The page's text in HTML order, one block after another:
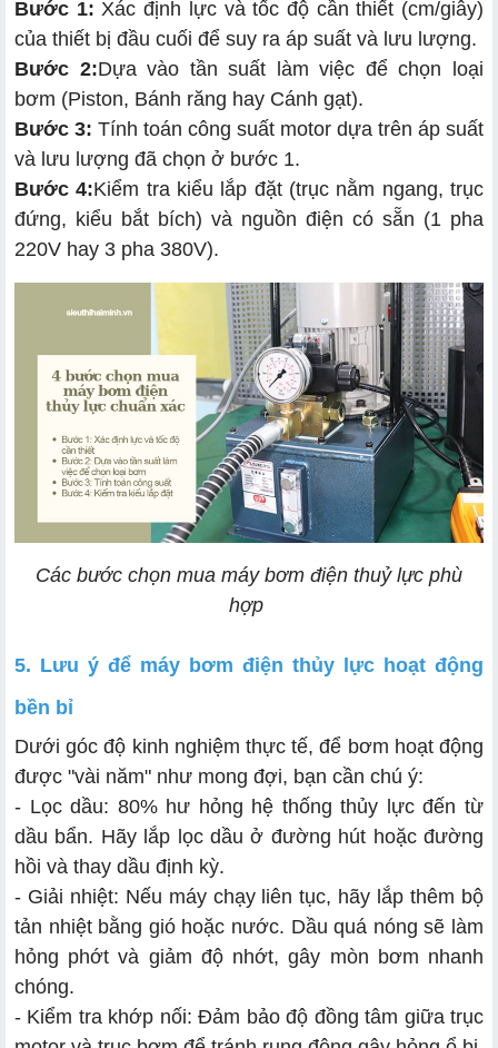
Bước 1: Xác định lực và tốc độ cần thiết (cm/giây)
của thiết bị đầu cuối để suy ra áp suất và lưu lượng.
Bước 2:Dựa vào tần suất làm việc để chọn loại
bơm (Piston, Bánh răng hay Cánh gạt).
Bước 3: Tính toán công suất motor dựa trên áp suất
và lưu lượng đã chọn ở bước 1.
Bước 4:Kiểm tra kiểu lắp đặt (trục nằm ngang, trục
đứng, kiểu bắt bích) và nguồn điện có sẵn (1 pha
220V hay 3 pha 380V).
Các bước chọn mua máy bơm điện thuỷ lực phù
hợp
5. Lưu ý để máy bơm điện thủy lực hoạt động
bền bỉ
Dưới góc độ kinh nghiệm thực tế, để bơm hoạt động
được "vài năm" như mong đợi, bạn cần chú ý:
- Lọc dầu: 80% hư hỏng hệ thống thủy lực đến từ
dầu bẩn. Hãy lắp lọc dầu ở đường hút hoặc đường
hồi và thay dầu định kỳ.
- Giải nhiệt: Nếu máy chạy liên tục, hãy lắp thêm bộ
tản nhiệt bằng gió hoặc nước. Dầu quá nóng sẽ làm
hỏng phớt và giảm độ nhớt, gây mòn bơm nhanh
chóng.
- Kiểm tra khớp nối: Đảm bảo độ đồng tâm giữa trục